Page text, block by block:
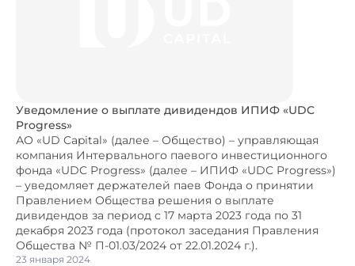
Уведомление о выплате дивидендов ИПИФ «UDC
Progress»
АО «UD Capital» (далее – Общество) – управляющая
компания Интервального паевого инвестиционного
фонда «UDC Progress» (далее – ИПИФ «UDC Progress»)
– уведомляет держателей паев Фонда о принятии
Правлением Общества решения о выплате
дивидендов за период с 17 марта 2023 года по 31
декабря 2023 года (протокол заседания Правления
Общества № П-01.03/2024 от 22.01.2024 г.).
23 января 2024